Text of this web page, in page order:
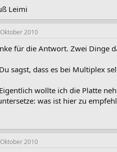
Leimi
2010
für die Antwort. Zwei Dinge
sagst, dass es bei Multiplex
wollte ich die Platte
was ist hier zu
2010